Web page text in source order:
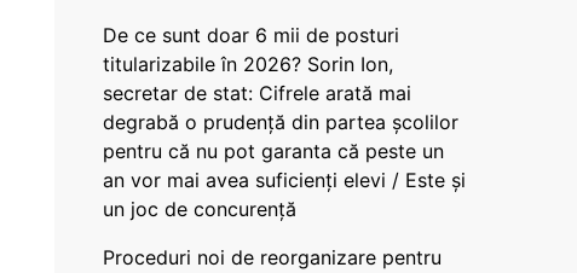
De ce sunt doar 6 mii de posturi
titularizabile în 2026? Sorin Ion,
secretar de stat: Cifrele arată mai
degrabă o prudență din partea școlilor
pentru că nu pot garanta că peste un
an vor mai avea suficienți elevi / Este și
un joc de concurență
Proceduri noi de reorganizare pentru